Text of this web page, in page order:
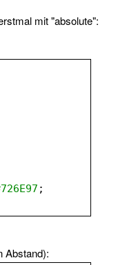
mit "absolute":
;
Abstand):